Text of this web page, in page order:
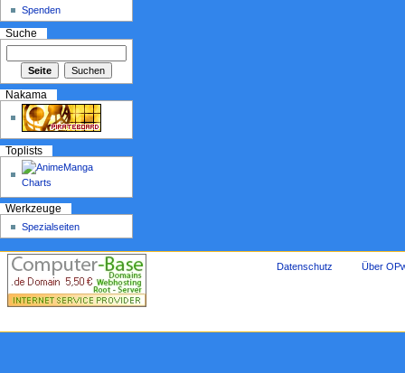
Spenden
Suche
Nakama
Toplists
Werkzeuge
Spezialseiten
Datenschutz Über